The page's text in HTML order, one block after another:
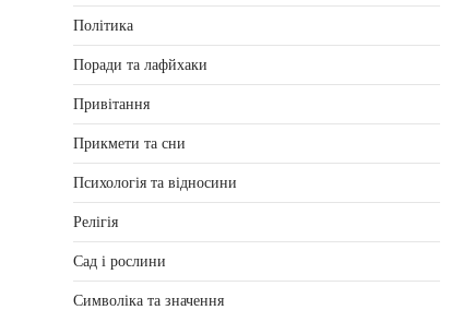
Політика
Поради та лафйхаки
Привітання
Прикмети та сни
Психологія та відносини
Релігія
Сад і рослини
Символіка та значення